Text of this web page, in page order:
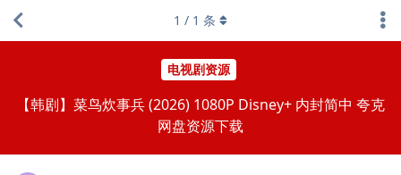
电视剧资源
【韩剧】菜鸟炊事兵 (2026) 1080P Disney+ 内封简中 夸克
网盘资源下载
1 / 1 条